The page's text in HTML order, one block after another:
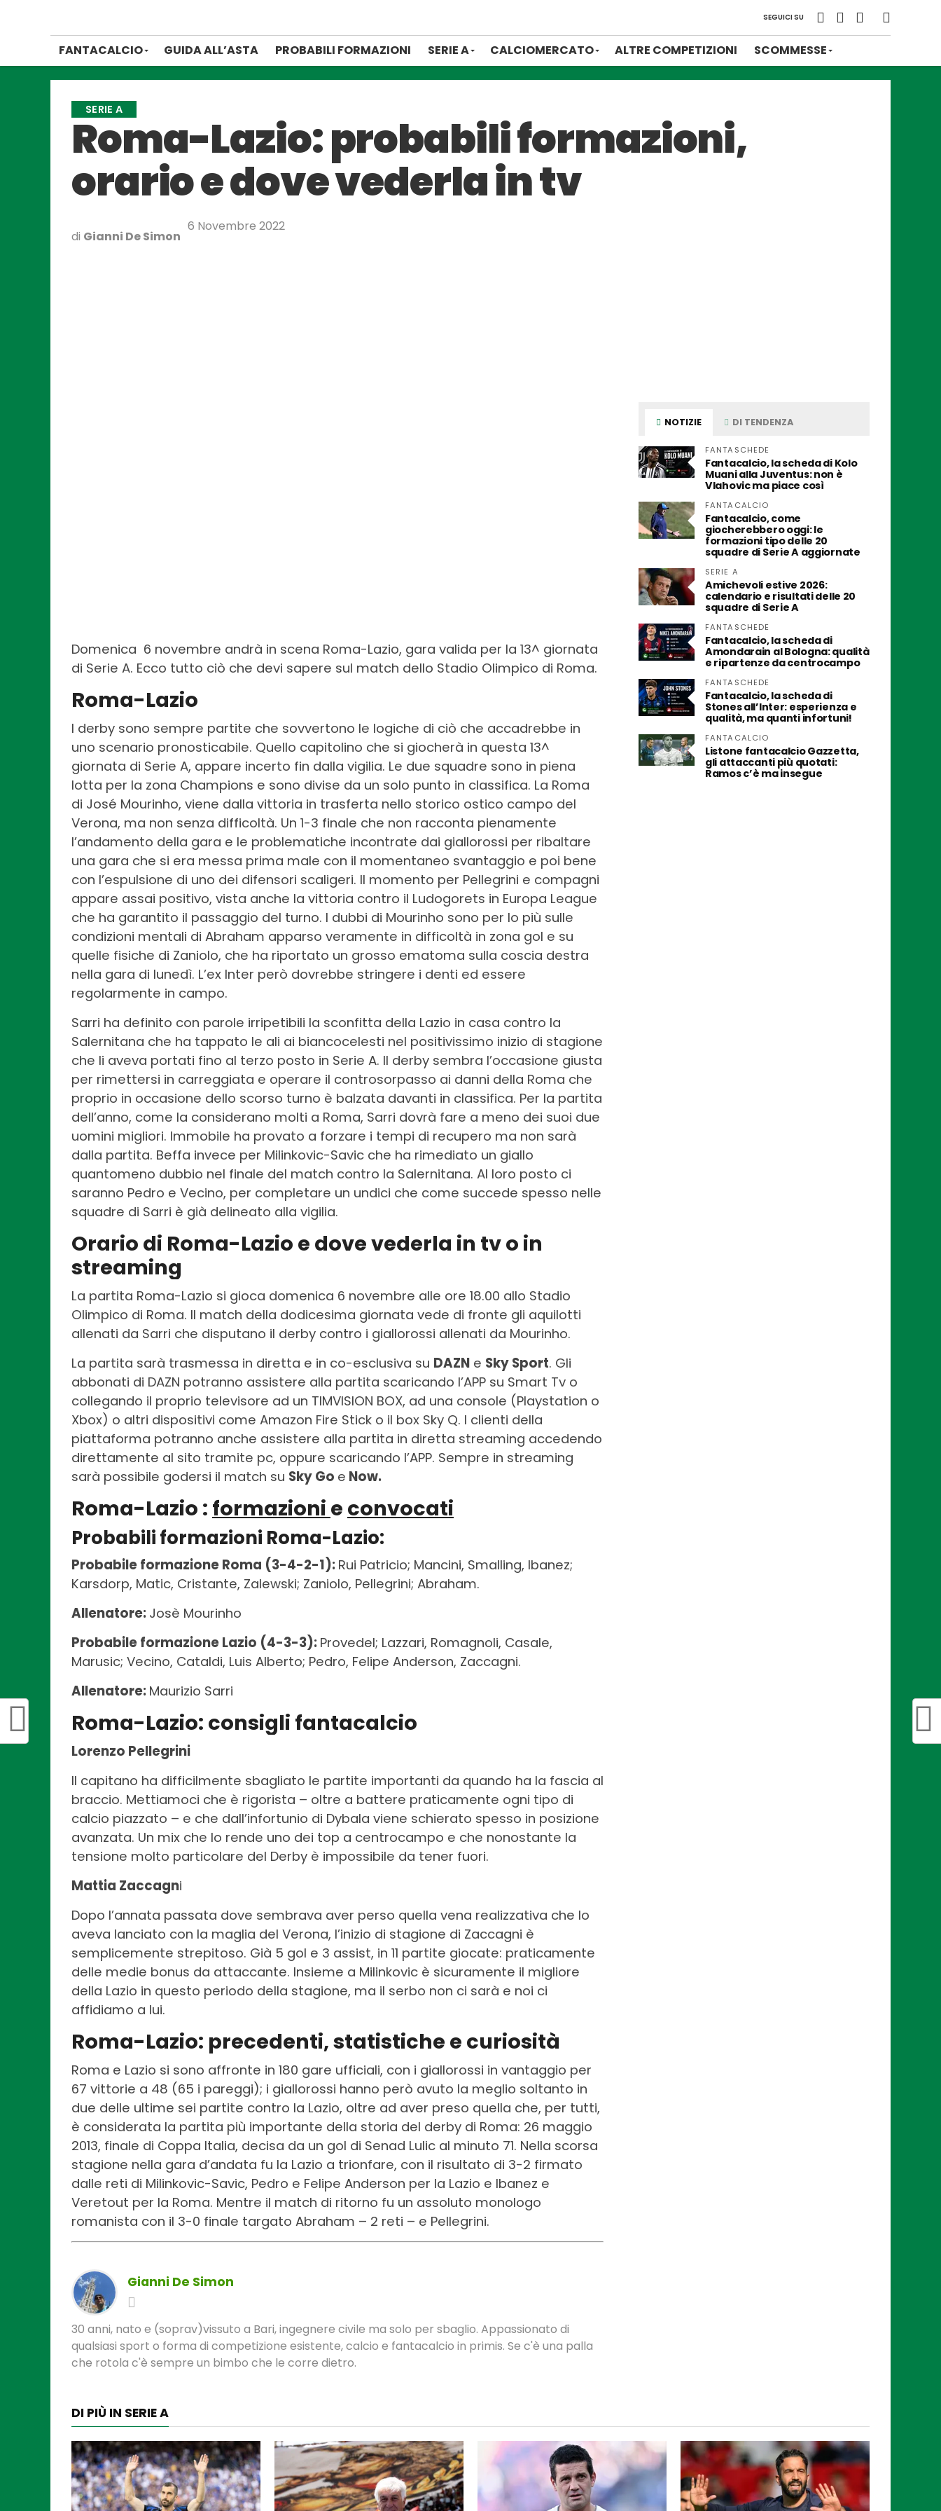
SEGUICI SU
FANTACALCIO GUIDA ALL’ASTA PROBABILI FORMAZIONI SERIE A CALCIOMERCATO ALTRE COMPETIZIONI SCOMMESSE
SERIE A
Roma-Lazio: probabili formazioni,
orario e dove vederla in tv
di Gianni De Simon
6 Novembre 2022
Domenica 6 novembre andrà in scena Roma-Lazio, gara valida per la 13^ giornata
di Serie A. Ecco tutto ciò che devi sapere sul match dello Stadio Olimpico di Roma.
Roma-Lazio
I derby sono sempre partite che sovvertono le logiche di ciò che accadrebbe in
uno scenario pronosticabile. Quello capitolino che si giocherà in questa 13^
giornata di Serie A, appare incerto fin dalla vigilia. Le due squadre sono in piena
lotta per la zona Champions e sono divise da un solo punto in classifica. La Roma
di José Mourinho, viene dalla vittoria in trasferta nello storico ostico campo del
Verona, ma non senza difficoltà. Un 1-3 finale che non racconta pienamente
l’andamento della gara e le problematiche incontrate dai giallorossi per ribaltare
una gara che si era messa prima male con il momentaneo svantaggio e poi bene
con l’espulsione di uno dei difensori scaligeri. Il momento per Pellegrini e compagni
appare assai positivo, vista anche la vittoria contro il Ludogorets in Europa League
che ha garantito il passaggio del turno. I dubbi di Mourinho sono per lo più sulle
condizioni mentali di Abraham apparso veramente in difficoltà in zona gol e su
quelle fisiche di Zaniolo, che ha riportato un grosso ematoma sulla coscia destra
nella gara di lunedì. L’ex Inter però dovrebbe stringere i denti ed essere
regolarmente in campo.
Sarri ha definito con parole irripetibili la sconfitta della Lazio in casa contro la
Salernitana che ha tappato le ali ai biancocelesti nel positivissimo inizio di stagione
che li aveva portati fino al terzo posto in Serie A. Il derby sembra l’occasione giusta
per rimettersi in carreggiata e operare il controsorpasso ai danni della Roma che
proprio in occasione dello scorso turno è balzata davanti in classifica. Per la partita
dell’anno, come la considerano molti a Roma, Sarri dovrà fare a meno dei suoi due
uomini migliori. Immobile ha provato a forzare i tempi di recupero ma non sarà
dalla partita. Beffa invece per Milinkovic-Savic che ha rimediato un giallo
quantomeno dubbio nel finale del match contro la Salernitana. Al loro posto ci
saranno Pedro e Vecino, per completare un undici che come succede spesso nelle
squadre di Sarri è già delineato alla vigilia.
Orario di Roma-Lazio e dove vederla in tv o in
streaming
La partita Roma-Lazio si gioca domenica 6 novembre alle ore 18.00 allo Stadio
Olimpico di Roma. Il match della dodicesima giornata vede di fronte gli aquilotti
allenati da Sarri che disputano il derby contro i giallorossi allenati da Mourinho.
La partita sarà trasmessa in diretta e in co-esclusiva su DAZN e Sky Sport. Gli
abbonati di DAZN potranno assistere alla partita scaricando l’APP su Smart Tv o
collegando il proprio televisore ad un TIMVISION BOX, ad una console (Playstation o
Xbox) o altri dispositivi come Amazon Fire Stick o il box Sky Q. I clienti della
piattaforma potranno anche assistere alla partita in diretta streaming accedendo
direttamente al sito tramite pc, oppure scaricando l’APP. Sempre in streaming
sarà possibile godersi il match su Sky Go e Now.
Roma-Lazio : formazioni e convocati
Probabili formazioni Roma-Lazio:
Probabile formazione Roma (3-4-2-1): Rui Patricio; Mancini, Smalling, Ibanez;
Karsdorp, Matic, Cristante, Zalewski; Zaniolo, Pellegrini; Abraham.
Allenatore: Josè Mourinho
Probabile formazione Lazio (4-3-3): Provedel; Lazzari, Romagnoli, Casale,
Marusic; Vecino, Cataldi, Luis Alberto; Pedro, Felipe Anderson, Zaccagni.
Allenatore: Maurizio Sarri
Roma-Lazio: consigli fantacalcio
Lorenzo Pellegrini
Il capitano ha difficilmente sbagliato le partite importanti da quando ha la fascia al
braccio. Mettiamoci che è rigorista – oltre a battere praticamente ogni tipo di
calcio piazzato – e che dall’infortunio di Dybala viene schierato spesso in posizione
avanzata. Un mix che lo rende uno dei top a centrocampo e che nonostante la
tensione molto particolare del Derby è impossibile da tener fuori.
Mattia Zaccagni
Dopo l’annata passata dove sembrava aver perso quella vena realizzativa che lo
aveva lanciato con la maglia del Verona, l’inizio di stagione di Zaccagni è
semplicemente strepitoso. Già 5 gol e 3 assist, in 11 partite giocate: praticamente
delle medie bonus da attaccante. Insieme a Milinkovic è sicuramente il migliore
della Lazio in questo periodo della stagione, ma il serbo non ci sarà e noi ci
affidiamo a lui.
Roma-Lazio: precedenti, statistiche e curiosità
Roma e Lazio si sono affronte in 180 gare ufficiali, con i giallorossi in vantaggio per
67 vittorie a 48 (65 i pareggi); i giallorossi hanno però avuto la meglio soltanto in
due delle ultime sei partite contro la Lazio, oltre ad aver preso quella che, per tutti,
è considerata la partita più importante della storia del derby di Roma: 26 maggio
2013, finale di Coppa Italia, decisa da un gol di Senad Lulic al minuto 71. Nella scorsa
stagione nella gara d’andata fu la Lazio a trionfare, con il risultato di 3-2 firmato
dalle reti di Milinkovic-Savic, Pedro e Felipe Anderson per la Lazio e Ibanez e
Veretout per la Roma. Mentre il match di ritorno fu un assoluto monologo
romanista con il 3-0 finale targato Abraham – 2 reti – e Pellegrini.
Gianni De Simon
30 anni, nato e (soprav)vissuto a Bari, ingegnere civile ma solo per sbaglio. Appassionato di
qualsiasi sport o forma di competizione esistente, calcio e fantacalcio in primis. Se c'è una palla
che rotola c'è sempre un bimbo che le corre dietro.
NOTIZIE DI TENDENZA
FANTASCHEDE
Fantacalcio, la scheda di Kolo
Muani alla Juventus: non è
Vlahovic ma piace così
FANTACALCIO
Fantacalcio, come
giocherebbero oggi: le
formazioni tipo delle 20
squadre di Serie A aggiornate
SERIE A
Amichevoli estive 2026:
calendario e risultati delle 20
squadre di Serie A
FANTASCHEDE
Fantacalcio, la scheda di
Amondarain al Bologna: qualità
e ripartenze da centrocampo
FANTASCHEDE
Fantacalcio, la scheda di
Stones all’Inter: esperienza e
qualità, ma quanti infortuni!
FANTACALCIO
Listone fantacalcio Gazzetta,
gli attaccanti più quotati:
Ramos c’è ma insegue
DI PIÙ IN SERIE A